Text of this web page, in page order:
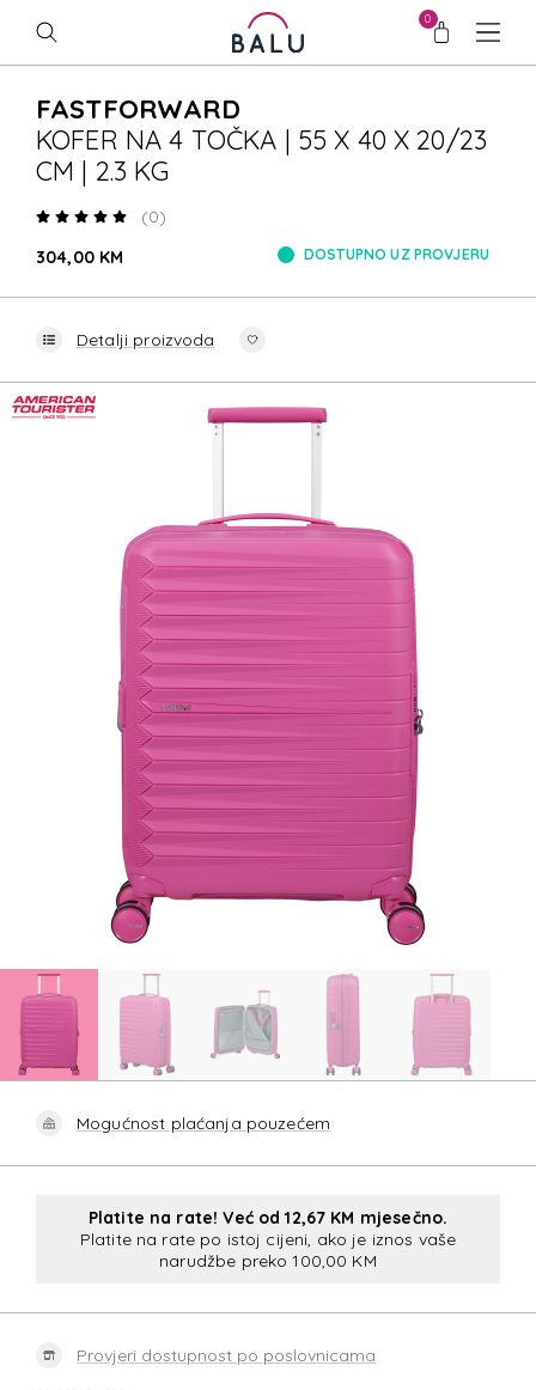
0
FASTFORWARD
KOFER NA 4 TOČKA | 55 X 40 X 20/23
CM | 2.3 KG
(0)
304,00 KM
DOSTUPNO UZ PROVJERU
Detalji proizvoda
Mogućnost plaćanja pouzećem
Platite na rate! Već od 12,67 KM mjesečno.
Platite na rate po istoj cijeni, ako je iznos vaše
narudžbe preko 100,00 KM
Provjeri dostupnost po poslovnicama